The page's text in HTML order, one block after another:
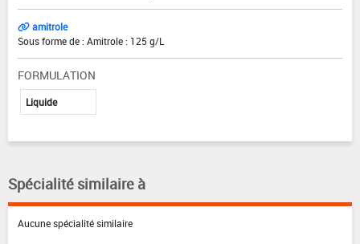
amitrole
Sous forme de : Amitrole : 125 g/L
FORMULATION
Liquide
Spécialité similaire à
Aucune spécialité similaire